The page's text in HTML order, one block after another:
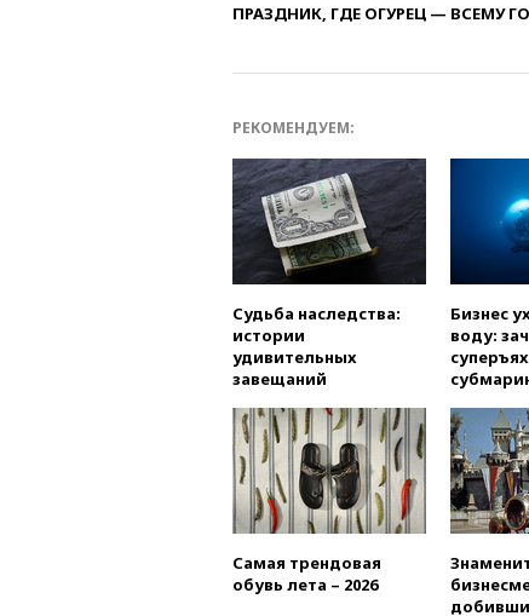
ПРАЗДНИК, ГДЕ ОГУРЕЦ — ВСЕМУ
РЕКОМЕНДУЕМ:
Судьба наследства:
истории
удивительных
завещаний
Бизнес
воду:
Самая трендовая
обувь лета – 2026